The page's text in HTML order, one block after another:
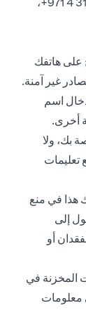
على هاتفك
غير آمنة.
اسم
أخرى.
بك، ولا
تعليمات
هذا في منع
إلى
أو
المخزنة في
معلومات